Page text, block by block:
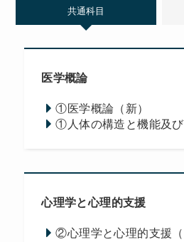
共通科目
医学概論
①医学概論（新）
①人体の構造と機能及び
心理学と心理的支援
②心理学と心理的支援（